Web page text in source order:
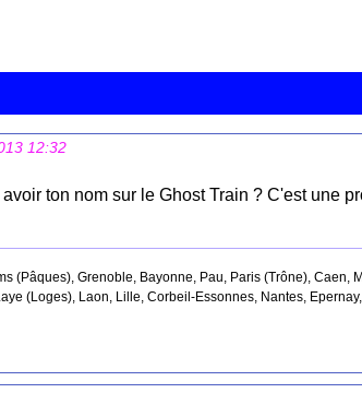
12:32
ton nom sur le Ghost Train ? C'est une
(Pâques), Grenoble, Bayonne, Pau, Paris (Trône), Caen,
(Loges), Laon, Lille, Corbeil-Essonnes, Nantes,